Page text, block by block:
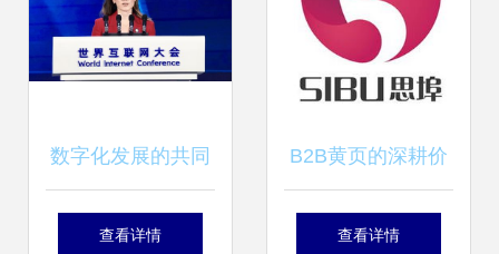
数字化发展的共同
未来 在主权与互利
查看详情
B2B黄页的深耕价
值 从供给侧读懂八
查看详情